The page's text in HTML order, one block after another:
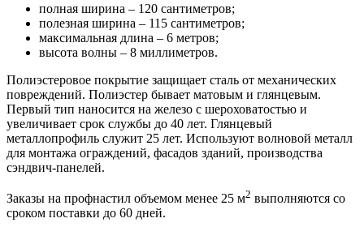
полная ширина – 120 сантиметров;
полезная ширина – 115 сантиметров;
максимальная длина – 6 метров;
высота волны – 8 миллиметров.
Полиэстеровое покрытие защищает сталь от механических
повреждений. Полиэстер бывает матовым и глянцевым.
Первый тип наносится на железо с шероховатостью и
увеличивает срок службы до 40 лет. Глянцевый
металлопрофиль служит 25 лет. Используют волновой металл
для монтажа ограждений, фасадов зданий, производства
сэндвич-панелей.
Заказы на профнастил объемом менее 25 м2 выполняются со
сроком поставки до 60 дней.